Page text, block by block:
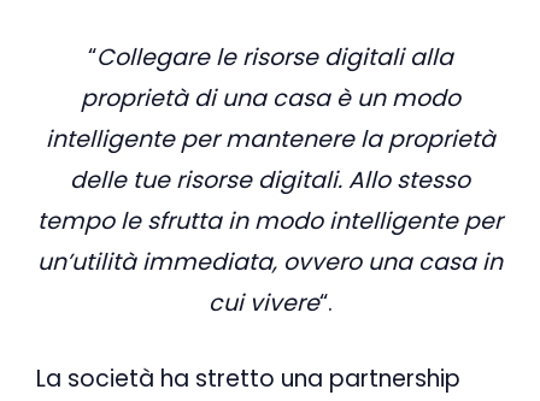
“Collegare le risorse digitali alla
proprietà di una casa è un modo
intelligente per mantenere la proprietà
delle tue risorse digitali. Allo stesso
tempo le sfrutta in modo intelligente per
un’utilità immediata, ovvero una casa in
cui vivere“.
La società ha stretto una partnership